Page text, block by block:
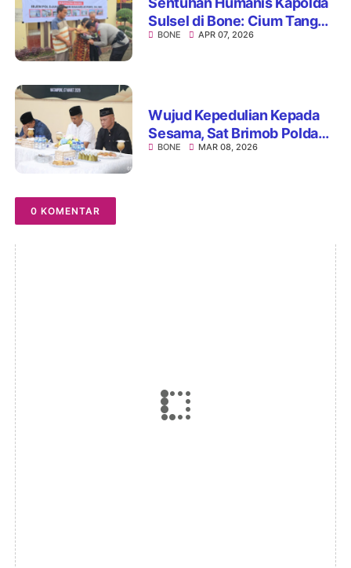
Sulsel di Bone: Cium Tangan
Nenek Penerima Bedah
BONE APR 07, 2026
Wujud Kepedulian Kepada
Sesama, Sat Brimob Polda
Sulsel Gelar Acara Bukber
BONE MAR 08, 2026
0 KOMENTAR